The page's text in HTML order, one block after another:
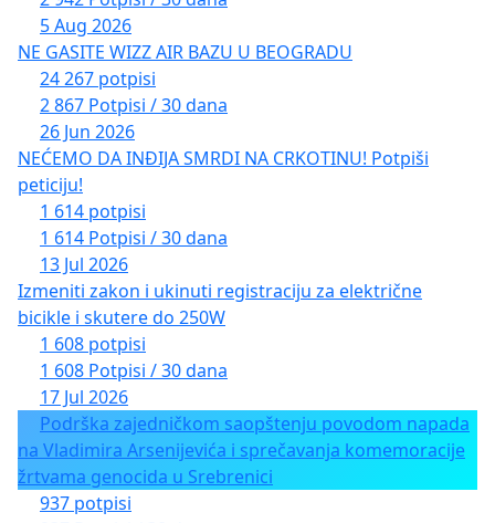
5 Aug 2026
NE GASITE WIZZ AIR BAZU U BEOGRADU
24 267 potpisi
2 867 Potpisi / 30 dana
26 Jun 2026
NEĆEMO DA INĐIJA SMRDI NA CRKOTINU! Potpiši
peticiju!
1 614 potpisi
1 614 Potpisi / 30 dana
13 Jul 2026
Izmeniti zakon i ukinuti registraciju za električne
bicikle i skutere do 250W
1 608 potpisi
1 608 Potpisi / 30 dana
17 Jul 2026
Podrška zajedničkom saopštenju povodom napada
na Vladimira Arsenijevića i sprečavanja komemoracije
žrtvama genocida u Srebrenici
937 potpisi